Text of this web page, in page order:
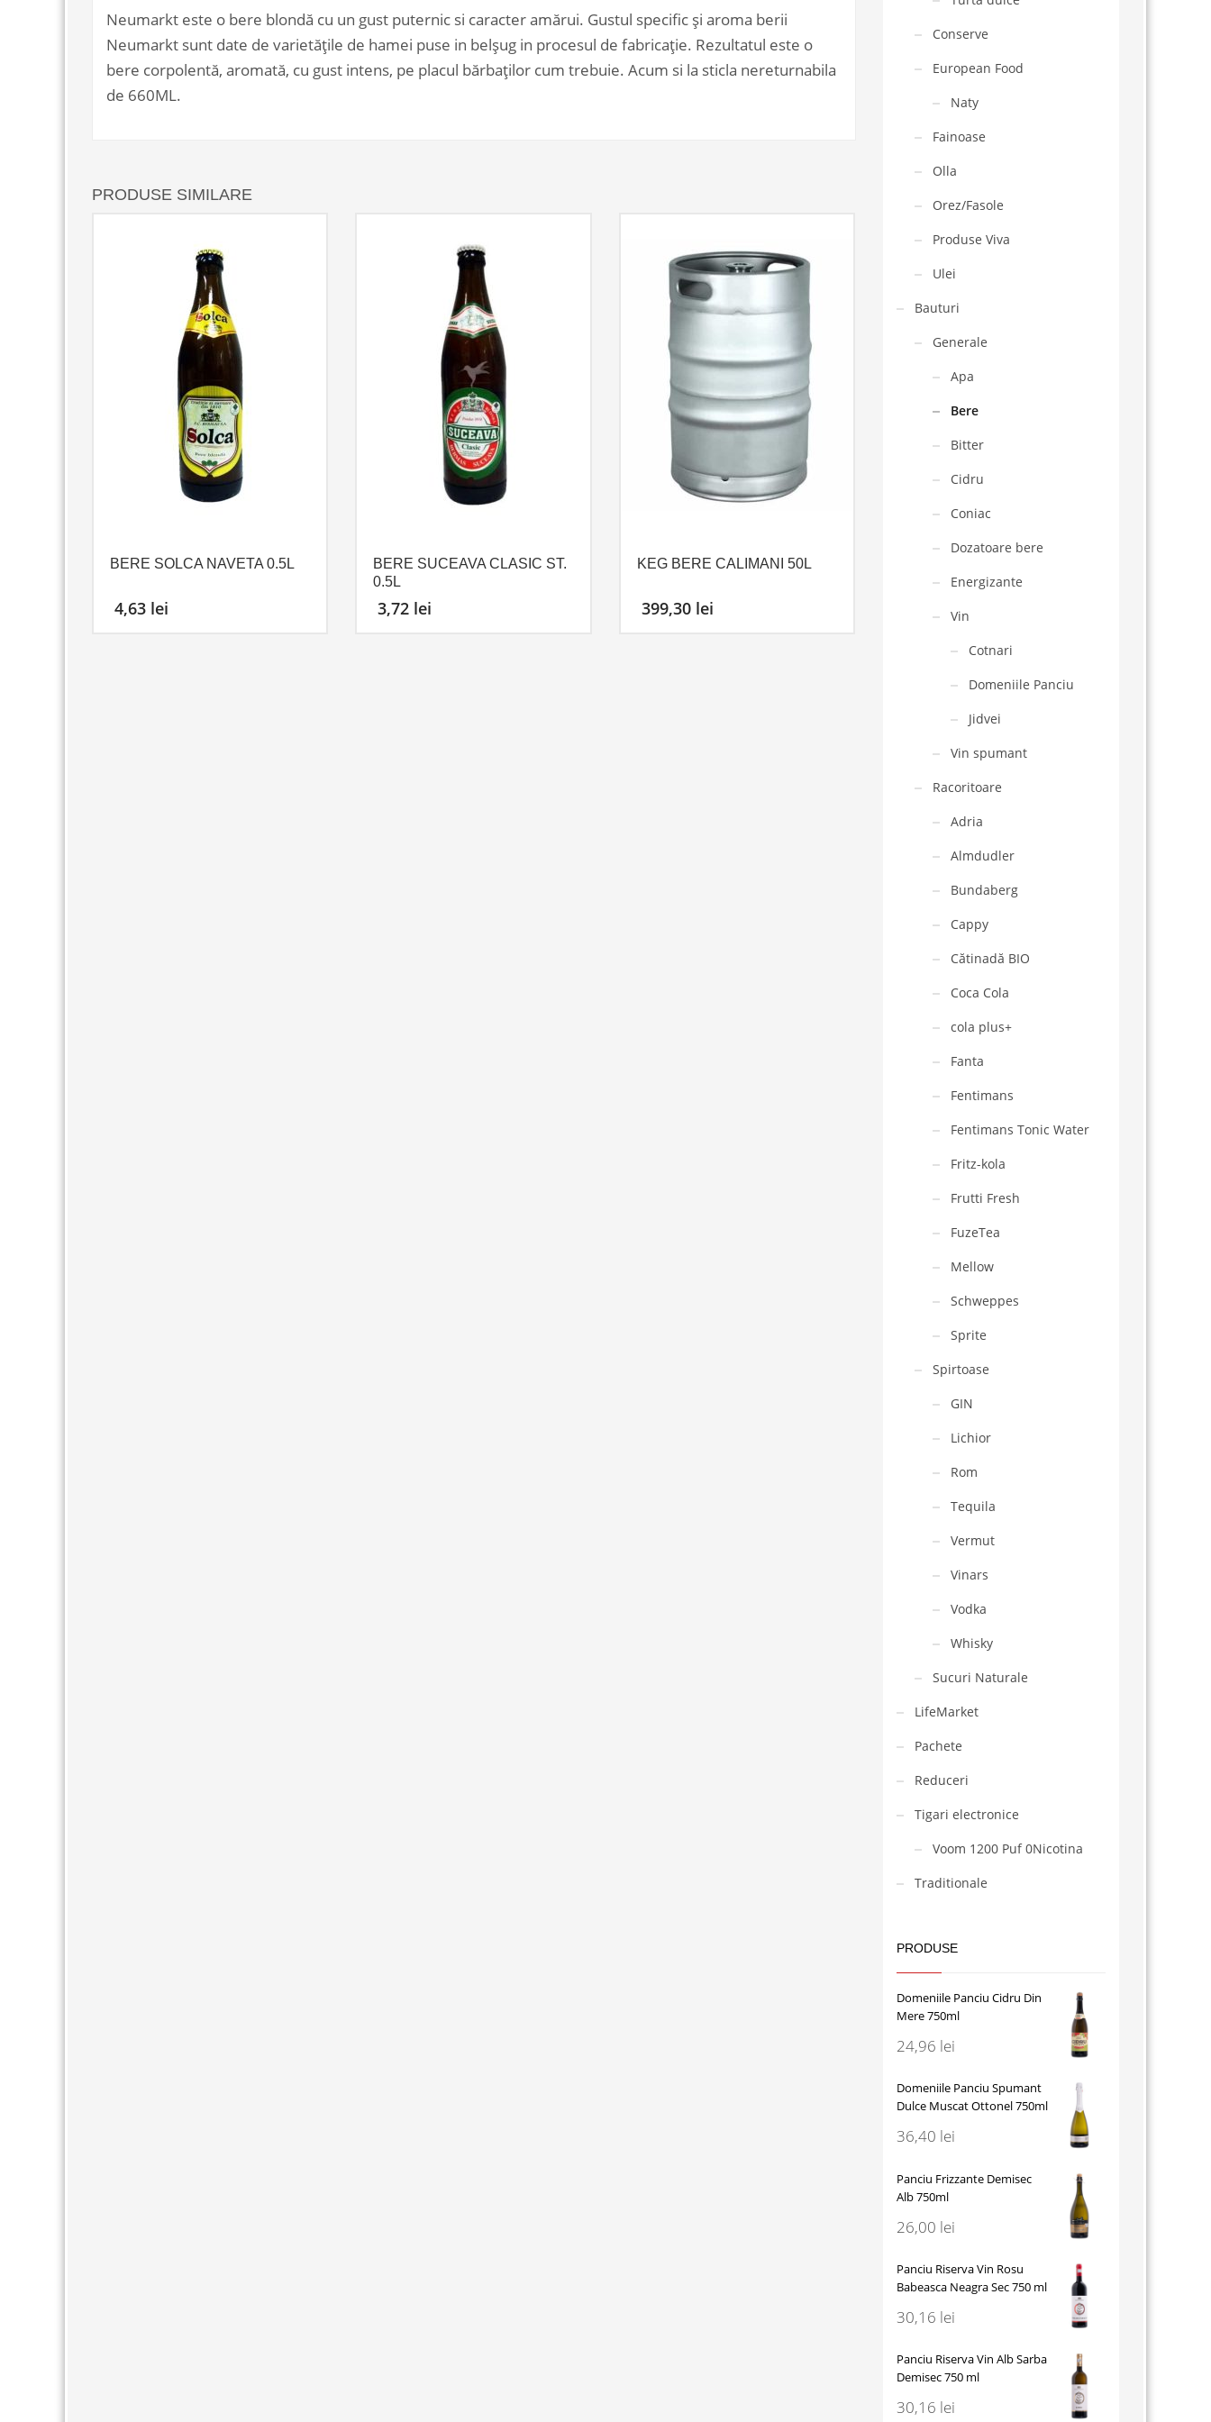
Neumarkt este o bere blondă cu un gust puternic si caracter amărui. Gustul specific și aroma berii
Neumarkt sunt date de varietățile de hamei puse in belșug in procesul de fabricație. Rezultatul este o
bere corpolentă, aromată, cu gust intens, pe placul bărbaților cum trebuie. Acum si la sticla nereturnabila
de 660ML.
PRODUSE SIMILARE
BERE SOLCA NAVETA 0.5L
4,63 lei
BERE SUCEAVA CLASIC ST.
0.5L
3,72 lei
KEG BERE CALIMANI 50L
399,30 lei
Conserve
European Food
Naty
Fainoase
Olla
Orez/Fasole
Produse Viva
Ulei
Bauturi
Generale
Apa
Bere
Bitter
Cidru
Coniac
Dozatoare bere
Energizante
Vin
Cotnari
Domeniile Panciu
Jidvei
Vin spumant
Racoritoare
Adria
Almdudler
Bundaberg
Cappy
Cătinadă BIO
Coca Cola
cola plus+
Fanta
Fentimans
Fentimans Tonic Water
Fritz-kola
Frutti Fresh
FuzeTea
Mellow
Schweppes
Sprite
Spirtoase
GIN
Lichior
Rom
Tequila
Vermut
Vinars
Vodka
Whisky
Sucuri Naturale
LifeMarket
Pachete
Reduceri
Tigari electronice
Voom 1200 Puf 0Nicotina
Traditionale
PRODUSE
Domeniile Panciu Cidru Din
Mere 750ml
24,96 lei
Domeniile Panciu Spumant
Dulce Muscat Ottonel 750ml
36,40 lei
Panciu Frizzante Demisec
Alb 750ml
26,00 lei
Panciu Riserva Vin Rosu
Babeasca Neagra Sec 750 ml
30,16 lei
Panciu Riserva Vin Alb Sarba
Demisec 750 ml
30,16 lei